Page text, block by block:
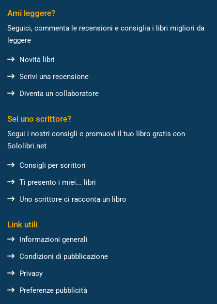
Ami leggere?
Seguici, commenta le recensioni e consiglia i libri migliori da
leggere
Novità libri
Scrivi una recensione
Diventa un collaboratore
Sei uno scrittore?
Segui i nostri consigli e promuovi il tuo libro gratis con
Sololibri.net
Consigli per scrittori
Ti presento i miei... libri
Uno scrittore ci racconta un libro
Link utili
Informazioni generali
Condizioni di pubblicazione
Privacy
Preferenze pubblicità